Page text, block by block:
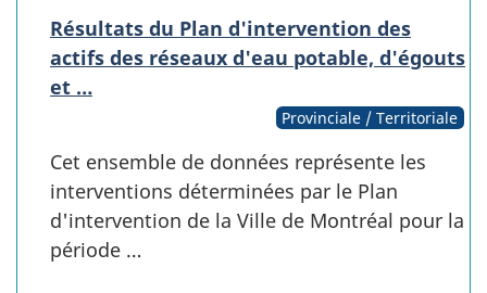
Résultats du Plan d'intervention des
actifs des réseaux d'eau potable, d'égouts
et …
Provinciale / Territoriale
Cet ensemble de données représente les
interventions déterminées par le Plan
d'intervention de la Ville de Montréal pour la
période …